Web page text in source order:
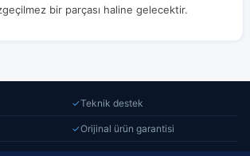
bir parçası haline gelecektir.
✓Teknik destek
✓Orijinal ürün garantisi